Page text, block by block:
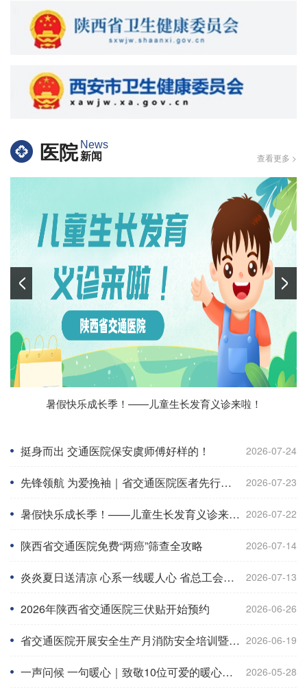
医院 News
新闻 查看更多 >
挺身而出 交通医院保安虞师傅好样的！
暑假快乐成长季！——儿童生长发育义诊来啦！
炎炎夏日送清凉 心系一线暖人心 省总工会莅临我院开展
2026年陕西省交通医院三伏贴开始预约
省交通医院开展安全生产月消防安全培训暨实战演练
挺身而出 交通医院保安虞师傅好样的！ 2026-07-24
先锋领航 为爱挽袖｜省交通医院医者先行，暖心传递生命力量 2026-07-23
暑假快乐成长季！——儿童生长发育义诊来啦！ 2026-07-22
陕西省交通医院免费“两癌”筛查全攻略 2026-07-14
炎炎夏日送清凉 心系一线暖人心 省总工会莅临我院开展“夏送清凉”慰问调研活动 2026-07-13
2026年陕西省交通医院三伏贴开始预约 2026-06-26
省交通医院开展安全生产月消防安全培训暨实战演练 2026-06-19
一声问候 一句暖心｜致敬10位可爱的暖心护士（上） 2026-05-28